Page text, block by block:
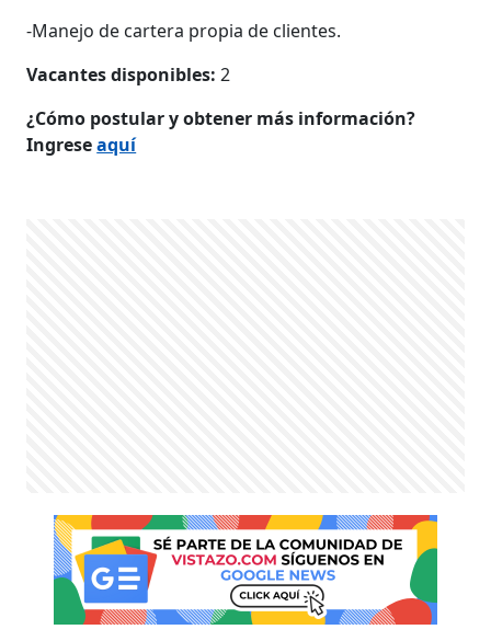
-Manejo de cartera propia de clientes.
Vacantes disponibles: 2
¿Cómo postular y obtener más información?
Ingreseaquí